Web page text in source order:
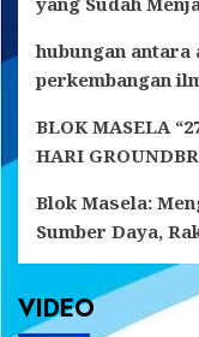
hubungan antara
perkembangan
BLOK MASELA
HARI
Blok Masela:
Sumber Daya,
VIDEO